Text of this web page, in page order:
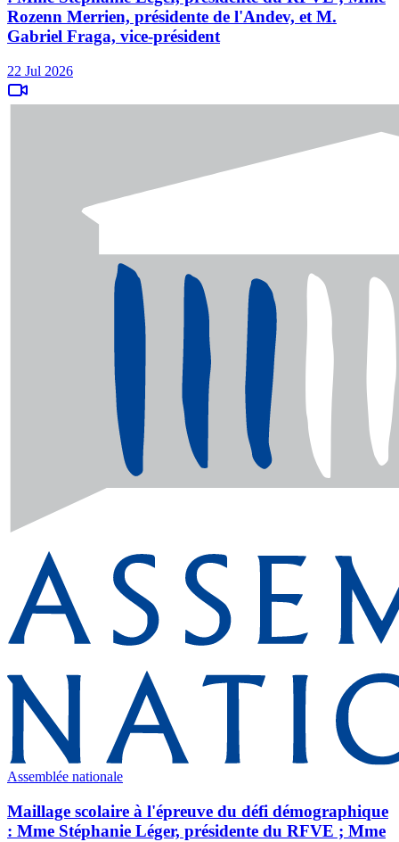
Rozenn Merrien, présidente de l'Andev, et M.
Gabriel Fraga, vice-président
22 Jul 2026
Assemblée nationale
Maillage scolaire à l'épreuve du défi démographique
: Mme Stéphanie Léger, présidente du RFVE ; Mme